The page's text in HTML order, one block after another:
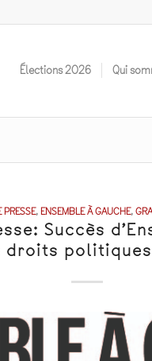
Élections 2O26 Qui
,ENSEMBLE À GAUCHE,
Succès
droits